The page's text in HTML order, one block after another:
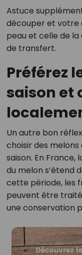
Astuce
découper et votre
peau et celle de la
de transfert.
Préférez
saison et
Un autre bon
choisir des
saison. En
du melon s’étend
cette période, les
peuvent être
une conservation